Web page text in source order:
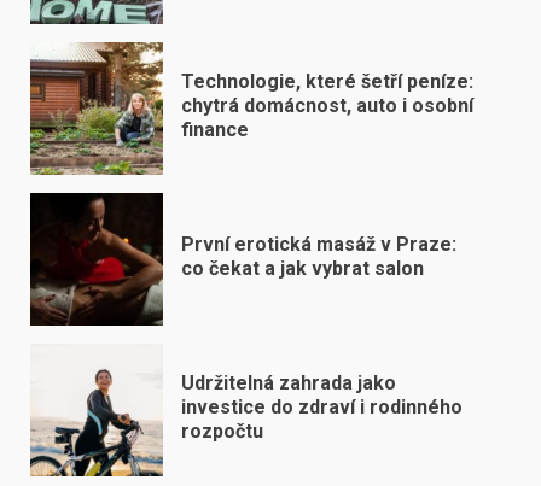
Technologie, které šetří peníze:
chytrá domácnost, auto i osobní
finance
První erotická masáž v Praze:
co čekat a jak vybrat salon
Udržitelná zahrada jako
investice do zdraví i rodinného
rozpočtu